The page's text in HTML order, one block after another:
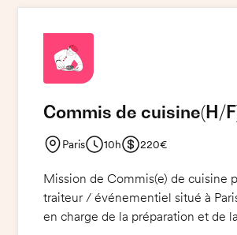
respectées. Vous devrez être en
travailler sous pression et dans un
environnement dynamique. Une
Commis de cuisine(H/
Paris 10h 220€
Mission de Commis(e) de cuisine
traiteur / événementiel situé à
en charge de la préparation et de